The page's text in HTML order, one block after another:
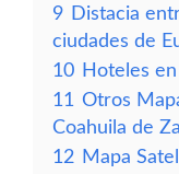
9 Distacia
ciudades de
10 Hoteles
11 Otros
Coahuila de
12 Mapa